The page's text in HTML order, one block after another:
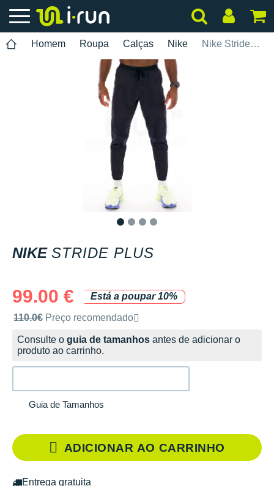
Homem Roupa Calças Nike Nike Stride Plus
NIKE STRIDE PLUS
99.00 €
Está a poupar 10%
Preço de venda recomendado pela marca
110.0€ Preço recomendado
Consulte o guia de tamanhos antes de adicionar o
produto ao carrinho.
Guia de Tamanhos
ADICIONAR AO CARRINHO
Entrega gratuita